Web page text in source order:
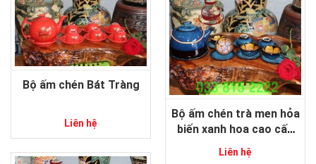
Bộ ấm chén Bát Tràng
Liên hệ
Bộ ấm chén trà men hỏa
biến xanh hoa cao cấp
Liên hệ